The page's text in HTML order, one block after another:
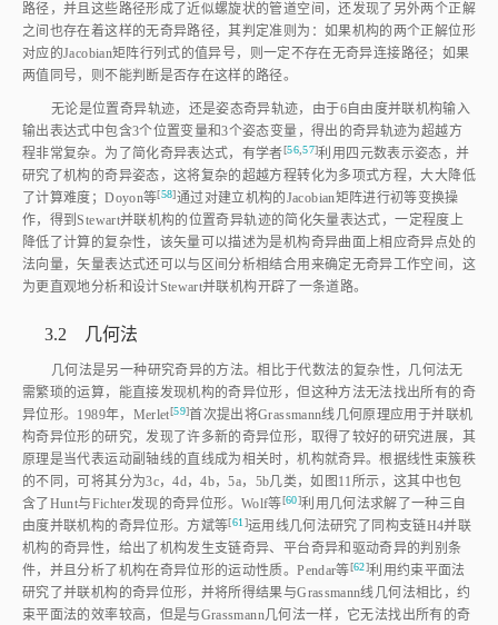
路径，并且这些路径形成了近似螺旋状的管道空间，还发现了另外两个正解
之间也存在着这样的无奇异路径，其判定准则为：如果机构的两个正解位形
对应的Jacobian矩阵行列式的值异号，则一定不存在无奇异连接路径；如果
两值同号，则不能判断是否存在这样的路径。
无论是位置奇异轨迹，还是姿态奇异轨迹，由于6自由度并联机构输入
输出表达式中包含3个位置变量和3个姿态变量，得出的奇异轨迹为超越方
程非常复杂。为了简化奇异表达式，有学者[56,57]利用四元数表示姿态，并
研究了机构的奇异姿态，这将复杂的超越方程转化为多项式方程，大大降低
了计算难度；Doyon等[58]通过对建立机构的Jacobian矩阵进行初等变换操
作，得到Stewart并联机构的位置奇异轨迹的简化矢量表达式，一定程度上
降低了计算的复杂性，该矢量可以描述为是机构奇异曲面上相应奇异点处的
法向量，矢量表达式还可以与区间分析相结合用来确定无奇异工作空间，这
为更直观地分析和设计Stewart并联机构开辟了一条道路。
3.2 几何法
几何法是另一种研究奇异的方法。相比于代数法的复杂性，几何法无
需繁琐的运算，能直接发现机构的奇异位形，但这种方法无法找出所有的奇
异位形。1989年，Merlet[59]首次提出将Grassmann线几何原理应用于并联机
构奇异位形的研究，发现了许多新的奇异位形，取得了较好的研究进展，其
原理是当代表运动副轴线的直线成为相关时，机构就奇异。根据线性束簇秩
的不同，可将其分为3c，4d，4b，5a，5b几类，如 图11所示，这其中也包
含了Hunt与Fichter发现的奇异位形。Wolf等[60]利用几何法求解了一种三自
由度并联机构的奇异位形。方斌等[61 ]运用线几何法研究了同构支链H4并联
机构的奇异性，给出了机构发生支链奇异、平台奇异和驱动奇异的判别条
件，并且分析了机构在奇异位形的运动性质。Pendar等[62]利用约束平面法
研究了并联机构的奇异位形，并将所得结果与Grassmann线几何法相比，约
束平面法的效率较高，但是与Grassmann几何法一样，它无法找出所有的奇